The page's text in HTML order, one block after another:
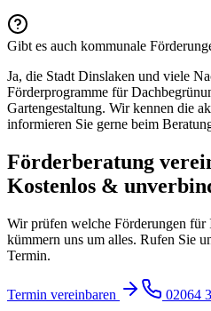
Gibt es auch kommunale
Ja, die Stadt Dinslaken und viele
Förderprogramme für
Gartengestaltung. Wir kennen die
informieren Sie gerne beim
Förderberatung
Kostenlos &
Wir prüfen welche Förderungen
kümmern uns um alles. Rufen Sie
Termin.
Termin vereinbaren 02064